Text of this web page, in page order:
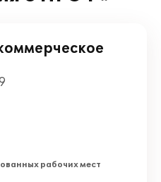
рабочих мест